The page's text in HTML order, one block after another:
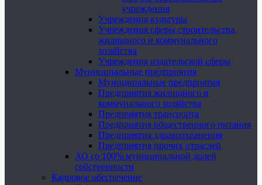
учреждения
Учреждения культуры
Учреждения сферы строительства,
жилищного и коммунального
хозяйства
Учреждения издательской сферы
Муниципальные предприятия
Муниципальные предприятия
Предприятия жилищного и
коммунального хозяйства
Предприятия транспорта
Предприятия общественного питания
Предприятия здравоохранения
Предприятия прочих отраслей
АО со 100% муниципальной долей
собственности
Кадровое обеспечение